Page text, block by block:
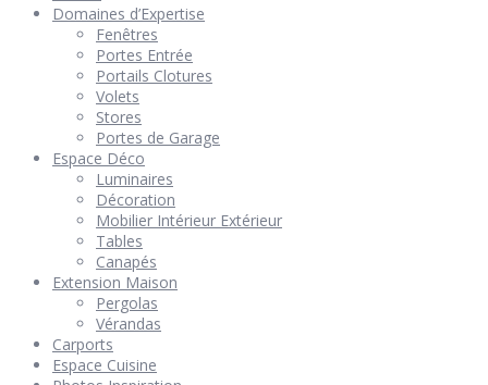
Domaines d’Expertise
Fenêtres
Portes Entrée
Portails Clotures
Volets
Stores
Portes de Garage
Espace Déco
Luminaires
Décoration
Mobilier Intérieur Extérieur
Tables
Canapés
Extension Maison
Pergolas
Vérandas
Carports
Espace Cuisine